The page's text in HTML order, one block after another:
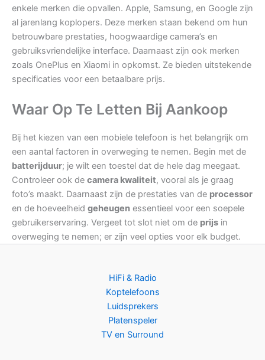
enkele merken die opvallen. Apple, Samsung, en Google zijn
al jarenlang koplopers. Deze merken staan bekend om hun
betrouwbare prestaties, hoogwaardige camera’s en
gebruiksvriendelijke interface. Daarnaast zijn ook merken
zoals OnePlus en Xiaomi in opkomst. Ze bieden uitstekende
specificaties voor een betaalbare prijs.
Waar Op Te Letten Bij Aankoop
Bij het kiezen van een mobiele telefoon is het belangrijk om
een aantal factoren in overweging te nemen. Begin met de
batterijduur; je wilt een toestel dat de hele dag meegaat.
Controleer ook de camera kwaliteit, vooral als je graag
foto’s maakt. Daarnaast zijn de prestaties van de processor
en de hoeveelheid geheugen essentieel voor een soepele
gebruikerservaring. Vergeet tot slot niet om de prijs in
overweging te nemen; er zijn veel opties voor elk budget.
HiFi & Radio
Koptelefoons
Luidsprekers
Platenspeler
TV en Surround